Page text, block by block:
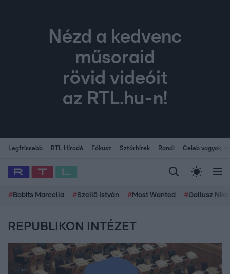
Nézd a kedvenc
műsoraid
rövid videóit
az RTL.hu-n!
Legfrissebb RTL Híradó Fókusz Sztárhírek Randi Celeb vagyok,
# Babits Marcella #Szellő István # Most Wanted #Gallusz
REPUBLIKON INTÉZET